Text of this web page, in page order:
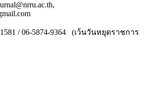
1581 / 06-5874-9364 (เว้นวันหยุดราชการ